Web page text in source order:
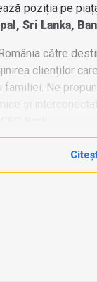
poziția pe
Sri Lanka,
către
clienților
familiei. Ne